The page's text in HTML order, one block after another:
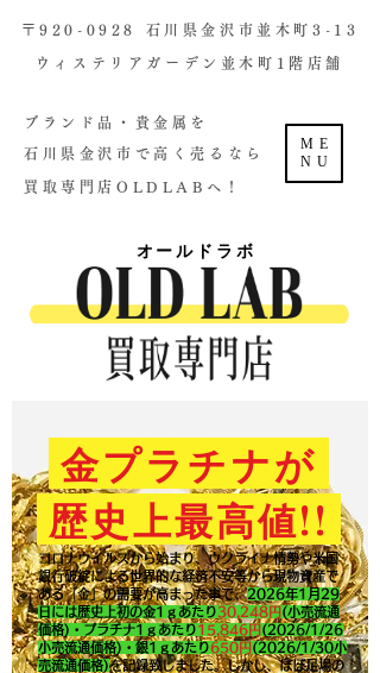
ME
NU
金プラチナが
歴史上最高値!!
コロナウイルスから始まり、ウクライナ情勢や米国
銀行破綻による世界的な経済不安等から現物資産で
ある「金」の需要が高まった事で、2026年1月29
日には歴史上初の金1ｇあたり30,248円 (小売流通
価格)・プラチナ1ｇあたり15,846円 (2026/1/26
小売流通価格)・銀1ｇあたり650円 (2026/1/30小
売流通価格)を記録致しました。​しかし、ほぼ足場の
​〒920-0928 石川県金沢市並木町3-13
ウィステリアガーデン並木町1階店舗​
ブランド品・貴金属を
石川県金沢市で高く売るなら
買取専門店OLDLABへ！
オールドラボ